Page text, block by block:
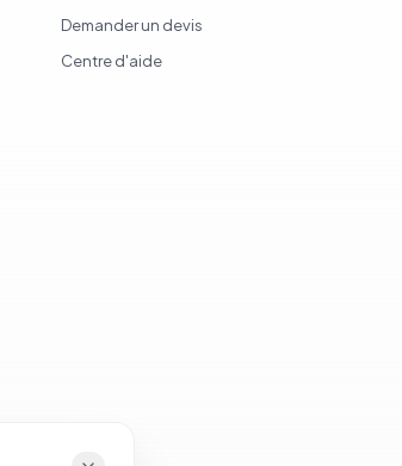
Demander un devis
Centre d'aide